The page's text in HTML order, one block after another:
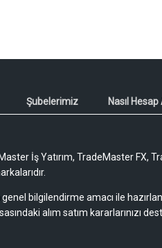
Şubelerimiz Nasıl
İş Yatırım, TradeMaster FX,
bilgilendirme amacı ile
alım satım kararlarınızı